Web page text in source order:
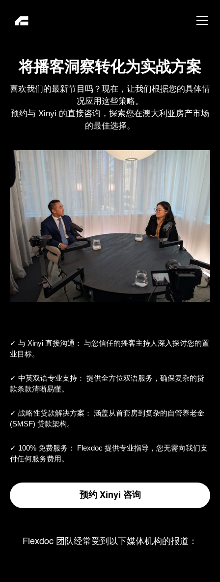
将播客洞察转化为实战方案
喜欢我们的最新节目吗？现在，让我们根据您的具体情
况应用这些策略。
预约与 Xinyi 的直接咨询，探索您在澳大利亚房产市场
的最佳选择。
✓ 与 Xinyi 直接沟通： 与您信任的播客主持人深入探讨您的置
业目标。
✓ 中英双语专业支持： 提供全方位双语服务，确保复杂的贷
款条款清晰易懂。
✓ 战略性贷款解决方案： 涵盖从首套房到复杂的自管养老金
(SMSF) 贷款架构。
✓ 100% 免费服务： Flexdoc 提供专业指导，您无需向我们支
付任何服务费用。
预约 Xinyi 咨询
Flexdoc 团队经常受到以下媒体机构的报道：